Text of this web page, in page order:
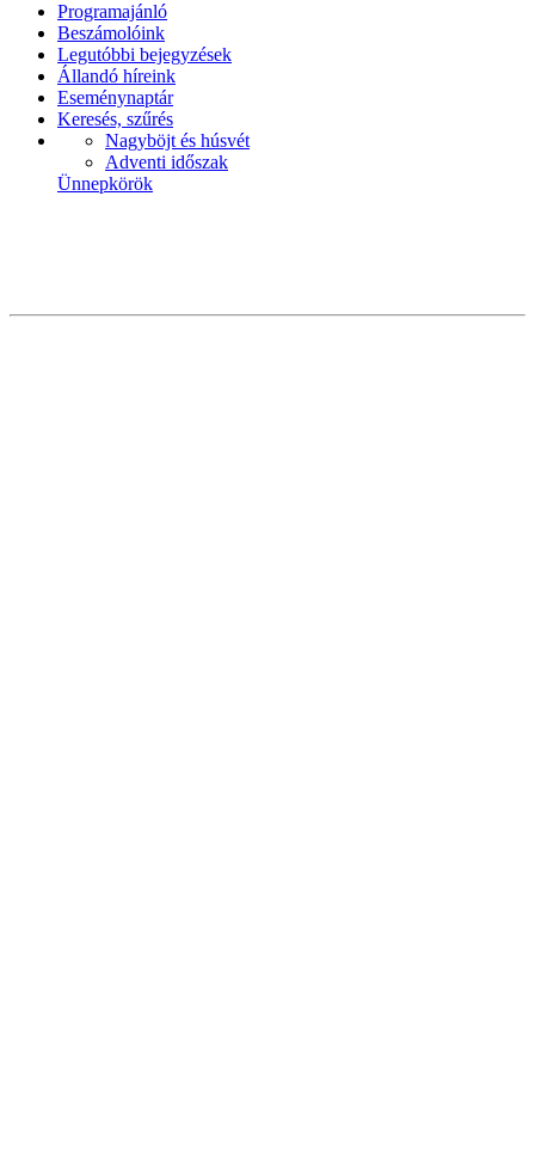
Programajánló
Beszámolóink
Legutóbbi bejegyzések
Állandó híreink
Eseménynaptár
Keresés, szűrés
Nagyböjt és húsvét
Adventi időszak
Ünnepkörök